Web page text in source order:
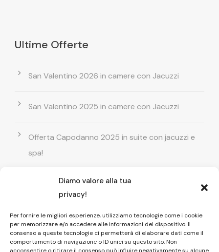
Diamo valore alla tua
privacy!
Per fornire le migliori esperienze, utilizziamo tecnologie come i cookie
per memorizzare e/o accedere alle informazioni del dispositivo. Il
consenso a queste tecnologie ci permetterà di elaborare dati come il
comportamento di navigazione o ID unici su questo sito. Non
Ultime Offerte
San Valentino 2026 in camere con Jacuzzi
San Valentino 2025 in camere con Jacuzzi
Offerta Capodanno 2025 in suite con jacuzzi e
spa!
Offerta Natale in camera con vasca
idromassaggio ! Prenota il tuo relax esclusivo
Entrata GRATUITA in Piscina esterna! Il tuo relax
di coppia